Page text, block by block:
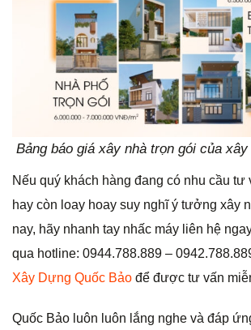
Bảng báo giá xây nhà trọn gói của
Nếu quý khách hàng đang có nhu cầu tư
hay còn loay hoay suy nghĩ ý tưởng xây
nay, hãy nhanh tay nhấc máy liên hệ
qua hotline: 0944.788.889 –
Xây Dựng Quốc Bảo để được tư vấn
Quốc Bảo luôn luôn lắng nghe và đáp